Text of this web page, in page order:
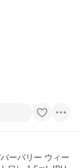
ーバリー ウィー